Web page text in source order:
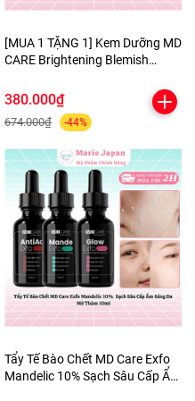
[MUA 1 TẶNG 1] Kem Dưỡng MD
CARE Brightening Blemish
Cấp Ẩm Chuyên Sâu 50ml-
TẶNG 1 MẶT NẠ BERGAMO
HELP JARY
380.000₫
674.000₫ -44%
Tẩy Tế Bào Chết MD Care Exfo
Mandelic 10% Sạch Sâu Cấp Ẩm